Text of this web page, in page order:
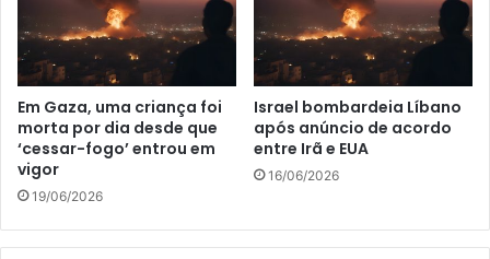
Em Gaza, uma criança foi
morta por dia desde que
‘cessar-fogo’ entrou em
vigor
19/06/2026
Israel bombardeia Líbano
após anúncio de acordo
entre Irã e EUA
16/06/2026